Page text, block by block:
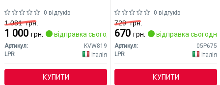
0 відгуків
1 081грн.
1 000 грн. відправка сьогодні
Артикул:
KVW819
LPR
Італія
КУПИТИ
0 відгуків
729грн.
670 грн. відправка сьогодні
Артикул:
05P675
LPR
Італія
КУПИТИ